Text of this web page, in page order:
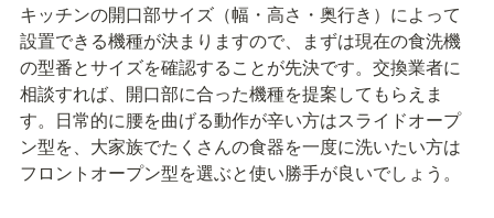
キッチンの開口部サイズ（幅・高さ・奥行き）によって
設置できる機種が決まりますので、まずは現在の食洗機
の型番とサイズを確認することが先決です。交換業者に
相談すれば、開口部に合った機種を提案してもらえま
す。日常的に腰を曲げる動作が辛い方はスライドオープ
ン型を、大家族でたくさんの食器を一度に洗いたい方は
フロントオープン型を選ぶと使い勝手が良いでしょう。